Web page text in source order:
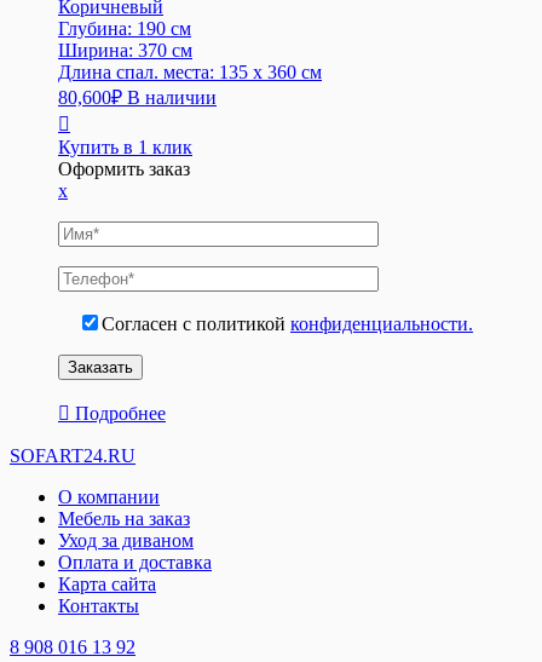
Коричневый
Глубина: 190 см
Ширина: 370 см
Длина спал. места: 135 x 360 см
80,600₽ В наличии
Купить в 1 клик
Оформить заказ
x
Согласен с политикой конфиденциальности.
Подробнее
SOFART24.RU
О компании
Мебель на заказ
Уход за диваном
Оплата и доставка
Карта сайта
Контакты
8 908 016 13 92